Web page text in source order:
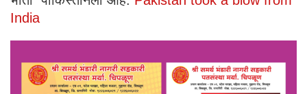
India